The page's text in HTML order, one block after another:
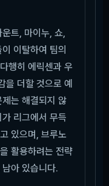
트, 마이누, 쇼,
이탈하여 팀의
행히 에릭센과 우
을 더할 것으로 예
는 해결되지 않
리그에서 무득
있으며, 브루노
활용하려는 전략
아 있습니다.